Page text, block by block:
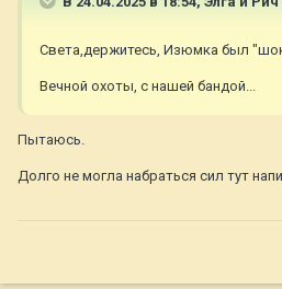
Света,держитесь, Изюмка был
Вечной охоты, с нашей бандой...
Пытаюсь.
Долго не могла набраться сил тут